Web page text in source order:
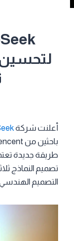
لتحسين
أعلنت شركة
طريقة جديدة
تصميم النماذج
التصميم